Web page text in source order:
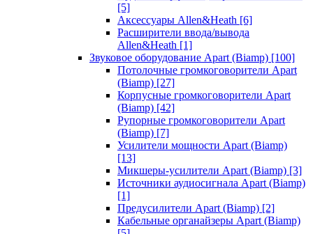
[5]
Аксессуары Allen&Heath [6]
Расширители ввода/вывода
Allen&Heath [1]
Звуковое оборудование Apart (Biamp) [100]
Потолочные громкоговорители Apart
(Biamp) [27]
Корпусные громкоговорители Apart
(Biamp) [42]
Рупорные громкоговорители Apart
(Biamp) [7]
Усилители мощности Apart (Biamp)
[13]
Микшеры-усилители Apart (Biamp) [3]
Источники аудиосигнала Apart (Biamp)
[1]
Предусилители Apart (Biamp) [2]
Кабельные органайзеры Apart (Biamp)